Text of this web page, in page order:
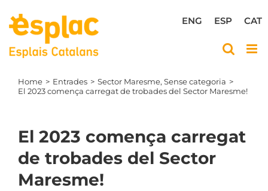
content
CAT
ESP
ENG
Home Entrades Sector Maresme Sense categoria
El 2023 comença carregat de trobades del Sector Maresme!
El 2023 comença carregat
de trobades del Sector
Maresme!